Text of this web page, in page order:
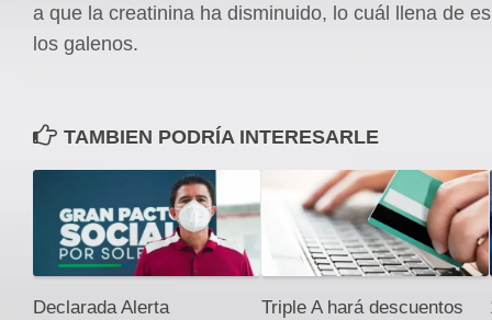
a que la creatinina ha disminuido, lo cuál llena de
los galenos.
TAMBIEN PODRÍA INTERESARLE
Declarada Alerta
Triple A hará descuentos